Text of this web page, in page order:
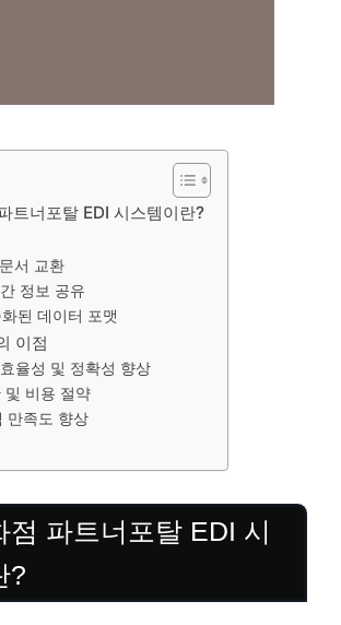
트너포탈 EDI 시스템이란?
서 교환
정보 공유
된 데이터 포맷
이점
율성 및 정확성 향상
및 비용 절약
만족도 향상
점 파트너포탈 EDI 시
?